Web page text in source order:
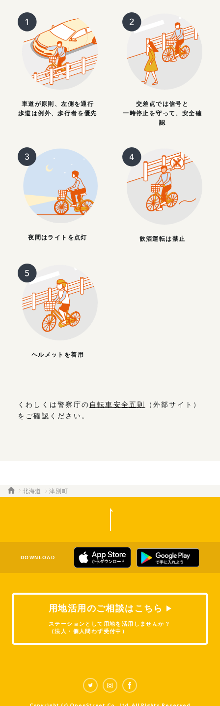
車道が原則、左側を通行
歩道は例外、歩行者を優先
交差点では信号と
一時停止を守って、安全確
認
夜間はライトを点灯 飲酒運転は禁止
ヘルメットを着用
くわしくは警察庁の 自転車安全五則
（外部サイト）
をご確認ください。
北海道 津別町
用地活用のご相談はこちら
ステーションとして用地を活用しませんか？
（法人・個人問わず受付中）
DOWNLOAD